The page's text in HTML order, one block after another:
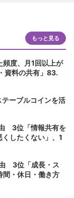
もっと見る
頻度、月1回以上が
資料の共有」83.
ーブルコインを活
由 3位「情報共有を
したくない」、1
3位「成長・ス
間・休日・働き方